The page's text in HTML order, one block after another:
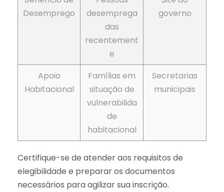
Desemprego
desemprega
das
recentement
e
governo
Apoio
Habitacional
Famílias em
situação de
vulnerabilida
de
habitacional
Secretarias
municipais
Certifique-se de atender aos requisitos de
elegibilidade e preparar os documentos
necessários para agilizar sua inscrição.